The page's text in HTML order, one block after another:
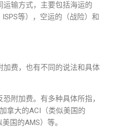
输方式，主要包括海运的
ISPS等），空运的（战险）和
加费，也有不同的说法和具体
附加费。有多种具体所指，
拿大的ACI（类似美国的
国的AMS）等。